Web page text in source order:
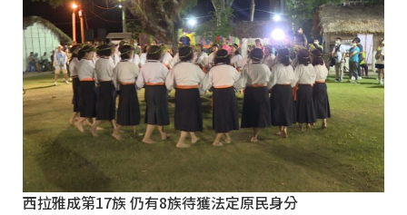
西拉雅成第17族 仍有8族待獲法定原民身分